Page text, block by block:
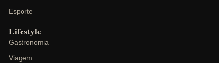
Esporte
Lifestyle
Gastronomia
Viagem